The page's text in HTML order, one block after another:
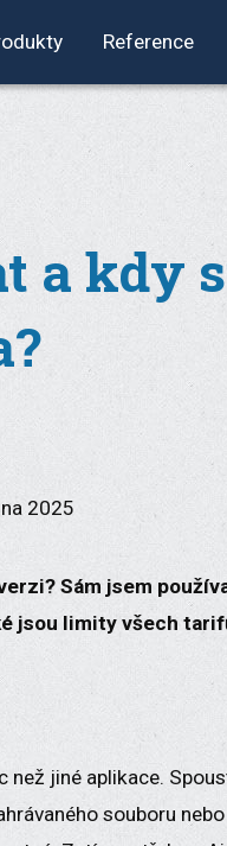
Reference
a kdy
2025
Sám jsem
jsou limity všech
než jiné aplikace.
souboru